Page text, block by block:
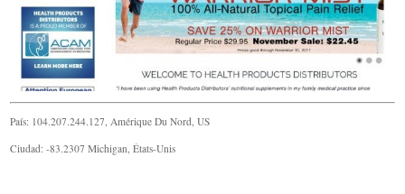
País: 104.207.244.127, Amérique Du Nord, US
Ciudad: -83.2307 Michigan, États-Unis